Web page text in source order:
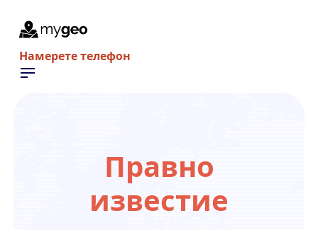
Намерете телефон
Правно
известие